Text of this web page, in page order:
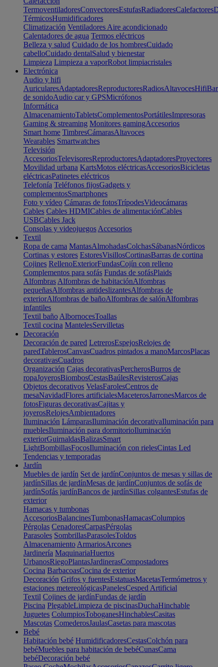
TermoventiladoresConvectoresEstufasRadiadoresCalefactores
TérmicosHumidificadores
Climatización Ventiladores Aire acondicionado
Calentadores de agua Termos eléctricos
Belleza y salud Cuidado de los hombresCuidado
cabelloCuidado dentalSalud y bienestar
Limpieza Limpieza a vaporRobot limpiacristales
Electrónica
Audio y hifi
AuricularesAdaptadoresReproductoresRadiosAltavocesHifi
de sonidoAudio car y GPSMicrófonos
Informática
AlmacenamientoTabletsComplementosPortátilesImpresoras
Gaming & streaming Monitores gamingAccesorios
Smart home TimbresCámarasAltavoces
Wearables Smartwatches
Televisión
AccesoriosTelevisoresReproductoresAdaptadoresProyectores
Movilidad urbana KartsMotos eléctricasAccesoriosBicicletas
eléctricasPatinetes eléctricos
Telefonía Teléfonos fijosGadgets y
complementosSmartphones
Foto y vídeo Cámaras de fotosTrípodesVideocámaras
Cables Cables HDMICables de alimentaciónCables
USBCables Jack
Consolas y videojuegos Accesorios
Textil
Ropa de cama MantasAlmohadasColchasSábanasNórdicos
Cortinas y estores EstoresVisillosCortinasBarras de cortina
Cojines RellenoExteriorFundasCojín con relleno
Complementos para sofás Fundas de sofásPlaids
Alfombras Alfombras de habitaciónAlfombras
pequeñasAlfombras antideslizantesAlfombras de
exteriorAlfombras de bañoAlfombras de salónAlfombras
infantiles
Textil baño AlbornocesToallas
Textil cocina MantelesServilletas
Decoración
Decoración de pared LetrerosEspejosRelojes de
paredTablerosCanvasCuadros pintados a manoMarcosPlacas
decorativasCuadros
Organización Cajas decorativasPercherosBurros de
ropaJoyerosBiombosCestasBaúlesRevisterosCajas
Objetos decorativos VelasFarolesCentros de
mesaNavidadFlores artificialesMaceterosJarronesMarcos de
fotosFiguras decorativasCajitas y
joyerosRelojesAmbientadores
Iluminación LámparasIluminación decorativaIluminación para
mueblesIluminación para dormitorioIluminación
exteriorGuirnaldasBalizasSmart
LightBombillasFocosIluminación con rielesCintas Led
Tendencias y temporadas
Jardín
Muebles de jardín Set de jardínConjuntos de mesas y sillas de
jardínSillas de jardínMesas de jardínConjuntos de sofás de
jardínSofás jardínBancos de jardínSillas colgantesEstufas de
exterior
Hamacas y tumbonas
AccesoriosBalancinesTumbonasHamacasColumpios
Pérgolas CenadoresCarpasPérgolas
Parasoles SombrillasParasolesToldos
Almacenamiento ArmariosArcones
Jardinería MaquinariaHuertos
UrbanosRiegoPlantasJardinerasCompostadores
Cocina BarbacoasCocina de exterior
Decoración Grifos y fuentesEstatuasMacetasTermómetros y
estaciones metereológicasPanelesCesped Artificial
Textil Cojines de jardínFundas de jardín
Piscina PlegableLimpieza de piscinasDuchaHinchable
Juguetes ColumpiosToboganesHinchablesCasitas
Mascotas ComederosJaulasCasetas para mascotas
Bebé
Habitación bebé HumidificadoresCestasColchón para
bebéMuebles para habitación de bebéCunasCama
bebéDecoración bebé